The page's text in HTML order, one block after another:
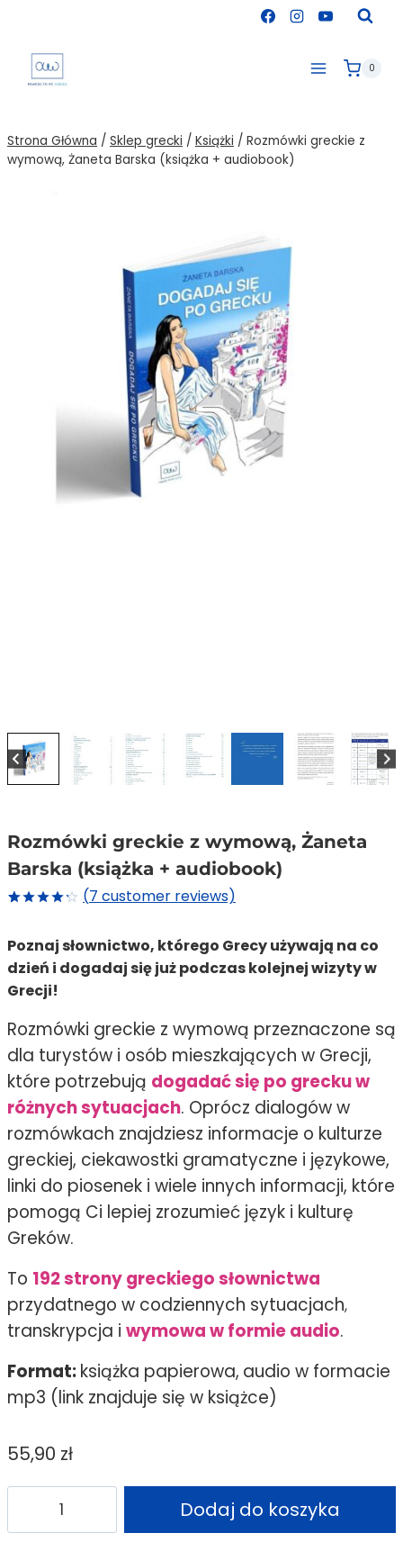
treści
0
Strona Główna / Sklep grecki / Książki / Rozmówki greckie z
wymową, Żaneta Barska (książka + audiobook)
Rozmówki greckie z wymową, Żaneta
Barska (książka + audiobook)
on
customer
ratings
(7 customer reviews)
Poznaj słownictwo, którego Grecy używają na co
dzień i dogadaj się już podczas kolejnej wizyty w
Grecji!
Rozmówki greckie z wymową przeznaczone są
dla turystów i osób mieszkających w Grecji,
które potrzebują dogadać się po grecku w
różnych sytuacjach. Oprócz dialogów w
rozmówkach znajdziesz informacje o kulturze
greckiej, ciekawostki gramatyczne i językowe,
linki do piosenek i wiele innych informacji, które
pomogą Ci lepiej zrozumieć język i kulturę
Greków.
To 192 strony greckiego słownictwa
przydatnego w codziennych sytuacjach,
transkrypcja i wymowa w formie audio.
Format:książka papierowa, audio w formacie
mp3 (link znajduje się w książce)
55,90 zł
Rozmówki
Dodaj do koszyka